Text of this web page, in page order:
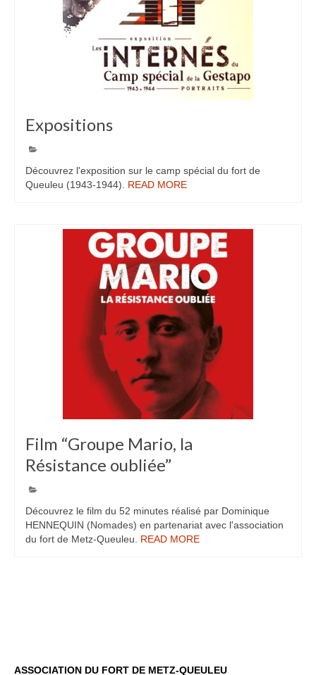
Expositions
Découvrez l'exposition sur le camp spécial du fort de
Queuleu (1943-1944). READ MORE
Film “Groupe Mario, la
Résistance oubliée”
Découvrez le film du 52 minutes réalisé par Dominique
HENNEQUIN (Nomades) en partenariat avec l'association
du fort de Metz-Queuleu. READ MORE
ASSOCIATION DU FORT DE METZ-QUEULEU